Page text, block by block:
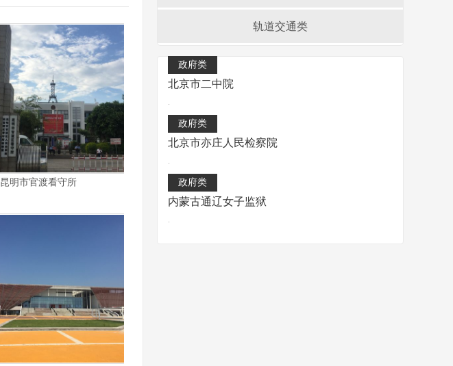
昆明市官渡看守所
轨道交通类
政府类
北京市二中院
.
政府类
北京市亦庄人民检察院
.
政府类
内蒙古通辽女子监狱
.